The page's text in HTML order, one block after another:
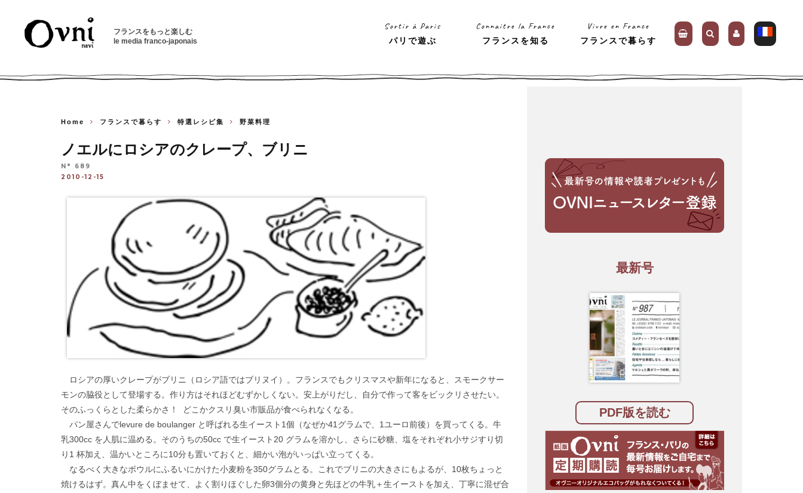
フランスをもっと楽しむ
le media franco-japonais
Sortir à Paris
パリで遊ぶ
Connaitre la France
フランスを知る
Vivre en France
フランスで暮らす
Home フランスで暮らす 特選レシピ集 野菜料理
ノエルにロシアのクレープ、ブリニ
N° 689
2010-12-15
ロシアの厚いクレープがブリニ（ロシア語ではブリヌイ）。フランスでもクリスマスや新年になると、スモークサー
モンの脇役として登場する。作り方はそれほどむずかしくない。安上がりだし、自分で作って客をビックリさせたい。
そのふっくらとした柔らかさ！ どこかクスリ臭い市販品が食べられなくなる。
パン屋さんでlevure de boulanger と呼ばれる生イースト1個（なぜか41グラムで、1ユーロ前後）を買ってくる。牛
乳300cc を人肌に温める。そのうちの50cc で生イースト20 グラムを溶かし、さらに砂糖、塩をそれぞれ小サジすり切
り1 杯加え、温かいところに10分も置いておくと、細かい泡がいっぱい立ってくる。
なるべく大きなボウルにふるいにかけた小麦粉を350グラムとる。これでブリニの大きさにもよるが、10枚ちょっと
焼けるはず。真ん中をくぼませて、よく割りほぐした卵3個分の黄身と先ほどの牛乳＋生イーストを加え、丁寧に混ぜ合
最新号
PDF版を読む